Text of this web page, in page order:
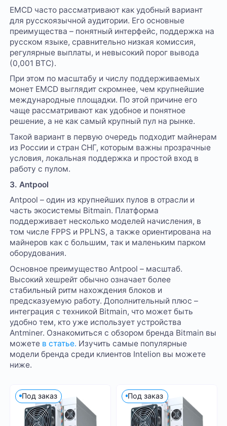
EMCD часто рассматривают как удобный вариант
для русскоязычной аудитории. Его основные
преимущества – понятный интерфейс, поддержка на
русском языке, сравнительно низкая комиссия,
регулярные выплаты, и невысокий порог вывода
(0,001 BTC).
При этом по масштабу и числу поддерживаемых
монет EMCD выглядит скромнее, чем крупнейшие
международные площадки. По этой причине его
чаще рассматривают как удобное и понятное
решение, а не как самый крупный пул на рынке.
Такой вариант в первую очередь подходит майнерам
из России и стран СНГ, которым важны прозрачные
условия, локальная поддержка и простой вход в
работу с пулом.
3. Antpool
Antpool – один из крупнейших пулов в отрасли и
часть экосистемы Bitmain. Платформа
поддерживает несколько моделей начисления, в
том числе FPPS и PPLNS, а также ориентирована на
майнеров как с большим, так и маленьким парком
оборудования.
Основное преимущество Antpool – масштаб.
Высокий хешрейт обычно означает более
стабильный ритм нахождения блоков и
предсказуемую работу. Дополнительный плюс –
интеграция с техникой Bitmain, что может быть
удобно тем, кто уже использует устройства
Antminer. Ознакомиться с обзором бренда Bitmain вы
можете в статье. Изучить самые популярные
модели бренда среди клиентов Intelion вы можете
ниже.
Под заказ Под заказ